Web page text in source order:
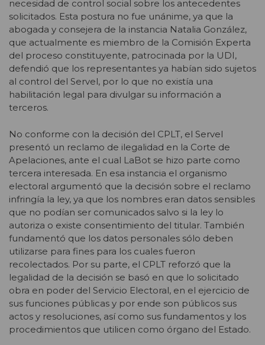
necesidad de control social sobre los antecedentes
solicitados. Esta postura no fue unánime, ya que la
abogada y consejera de la instancia Natalia González,
que actualmente es miembro de la Comisión Experta
del proceso constituyente, patrocinada por la UDI,
defendió que los representantes ya habían sido sujetos
al control del Servel, por lo que no existía una
habilitación legal para divulgar su información a
terceros.
No conforme con la decisión del CPLT, el Servel
presentó un reclamo de ilegalidad en la Corte de
Apelaciones, ante el cual LaBot se hizo parte como
tercera interesada. En esa instancia el organismo
electoral argumentó que la decisión sobre el reclamo
infringía la ley, ya que los nombres eran datos sensibles
que no podían ser comunicados salvo si la ley lo
autoriza o existe consentimiento del titular. También
fundamentó que los datos personales sólo deben
utilizarse para fines para los cuales fueron
recolectados. Por su parte, el CPLT reforzó que la
legalidad de la decisión se basó en que lo solicitado
obra en poder del Servicio Electoral, en el ejercicio de
sus funciones públicas y por ende son públicos sus
actos y resoluciones, así como sus fundamentos y los
procedimientos que utilicen como órgano del Estado.